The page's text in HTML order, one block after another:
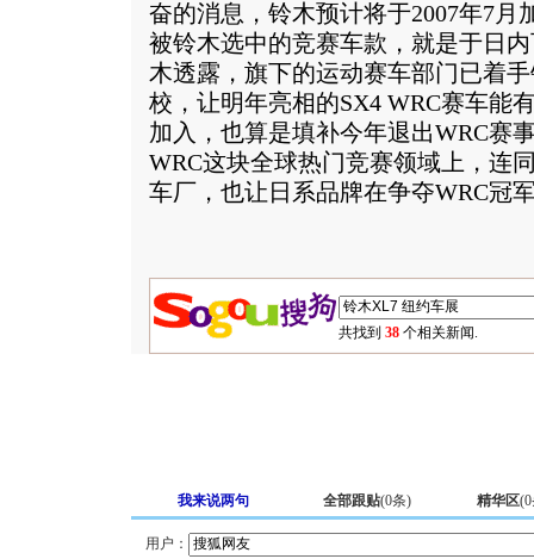
奋的消息，铃木预计将于2007年7月
被铃木选中的竞赛车款，就是于日
木透露，旗下的运动赛车部门已着
校，让明年亮相的SX4 WRC赛车能
加入，也算是填补今年退出WRC赛
WRC这块全球热门竞赛领域上，连
车厂，也让日系品牌在争夺WRC冠
共找到 38 个相关新闻.
我来说两句 全部跟贴(0条) 精华区(0
用户：